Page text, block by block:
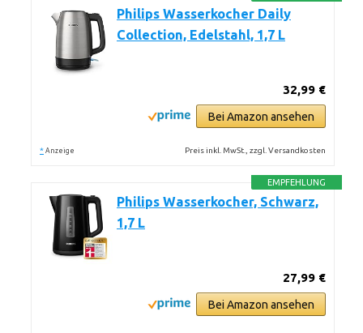
Philips Wasserkocher Daily
Collection, Edelstahl, 1,7 L
32,99 €
Bei Amazon ansehen
* Anzeige Preis inkl. MwSt., zzgl. Versandkosten
EMPFEHLUNG
Philips Wasserkocher, Schwarz,
1,7 L
27,99 €
Bei Amazon ansehen